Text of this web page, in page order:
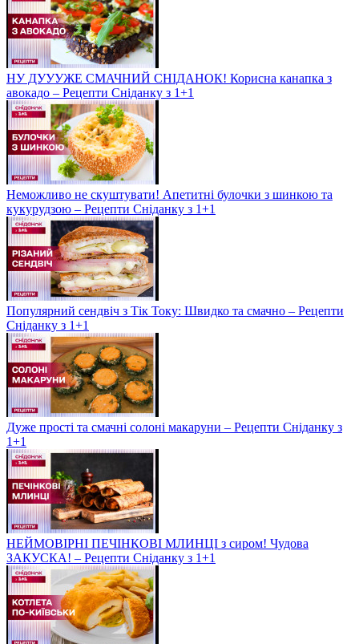
НУ ДУУУЖЕ СМАЧНИЙ СНІДАНОК! Корисна канапка з
авокадо – Рецепти Сніданку з 1+1
Неможливо не скуштувати! Апетитні булочки з шинкою та
кукурудзою – Рецепти Сніданку з 1+1
Популярний сендвіч з Тік Току: Швидко та смачно – Рецепти
Сніданку з 1+1
Дуже прості та смачні солоні макаруни – Рецепти Сніданку з
1+1
НЕЙМОВІРНІ ПЕЧІНКОВІ МЛИНЦІ з сиром! Чудова
ЗАКУСКА! – Рецепти Сніданку з 1+1